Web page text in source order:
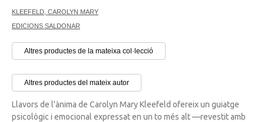
KLEEFELD, CAROLYN MARY
EDICIONS SALDONAR
Altres productes de la mateixa col·lecció
Altres productes del mateix autor
Llavors de l'ànima de Carolyn Mary Kleefeld ofereix un guiatge
psicològic i emocional expressat en un to més alt —revestit amb